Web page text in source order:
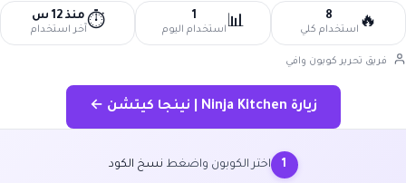
🔥
8
استخدام كلي 📊
1
استخدام اليوم ⏱️منذ 12 س
آخر استخدام
فريق تحرير كوبون وافي
زيارة Ninja Kitchen | نينجا كيتشن ←
1 اختر الكوبون واضغط نسخ الكود